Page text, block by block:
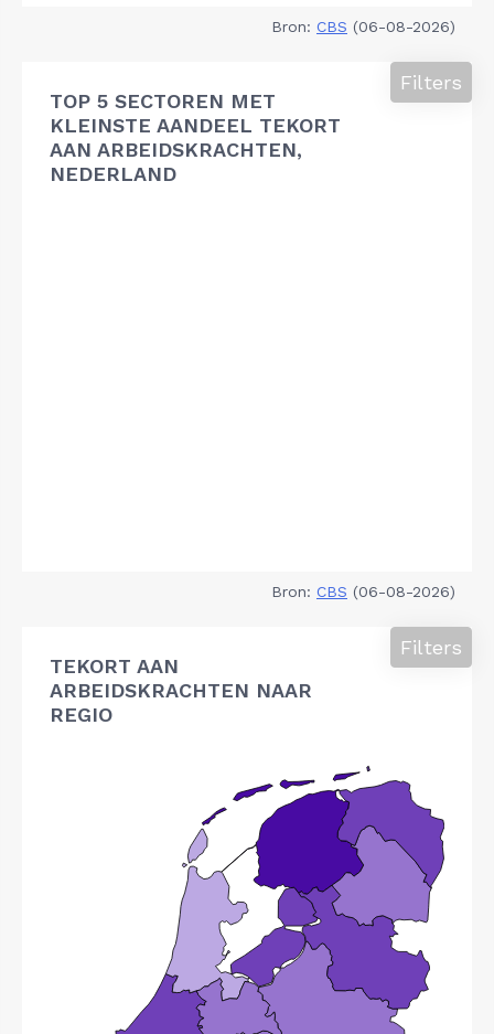
Bron: CBS (06-08-2026)
TOP 5 SECTOREN MET
KLEINSTE AANDEEL TEKORT
AAN ARBEIDSKRACHTEN,
NEDERLAND
Filters
Bron: CBS (06-08-2026)
TEKORT AAN
ARBEIDSKRACHTEN NAAR
REGIO
Filters